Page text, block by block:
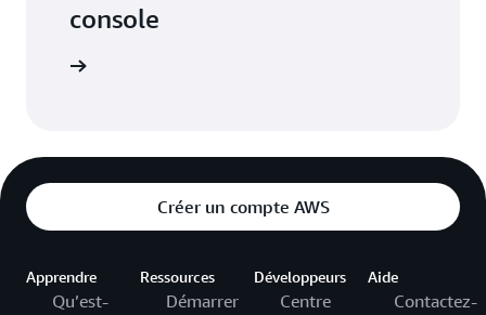
console
Créer un compte AWS
Apprendre
Qu’est-
Ressources
Démarrer
Développeurs
Centre
Aide
Contactez-